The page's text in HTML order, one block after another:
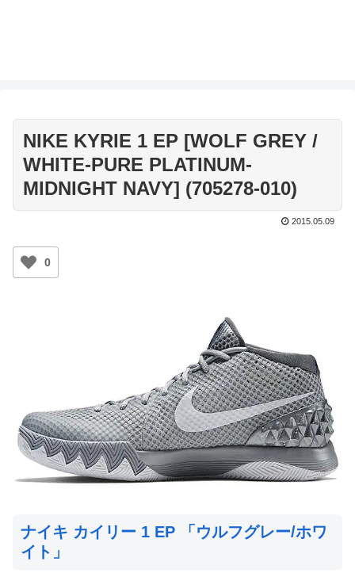
NIKE KYRIE 1 EP [WOLF GREY /
WHITE-PURE PLATINUM-
MIDNIGHT NAVY] (705278-010)
2015.05.09
0
ナイキ カイリー 1 EP 「ウルフグレー/ホワ
イト」